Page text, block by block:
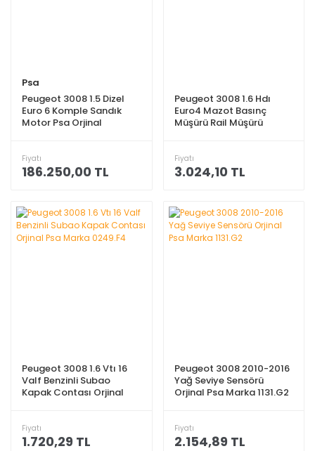
Psa
Peugeot 3008 1.5 Dizel
Euro 6 Komple Sandık
Motor Psa Orjinal
Fiyatı
186.250,00 TL
Peugeot 3008 1.6 Hdı
Euro4 Mazot Basınç
Müşürü Rail Müşürü
Fiyatı
3.024,10 TL
Peugeot 3008 1.6 Vtı 16
Valf Benzinli Subao
Kapak Contası Orjinal
Fiyatı
1.720,29 TL
Peugeot 3008 2010-2016
Yağ Seviye Sensörü
Orjinal Psa Marka 1131.G2
Fiyatı
2.154,89 TL